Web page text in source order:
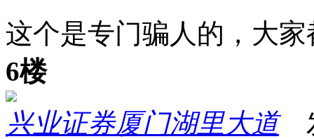
这个是专门骗人的，大
6楼
兴业证券厦门湖里大道